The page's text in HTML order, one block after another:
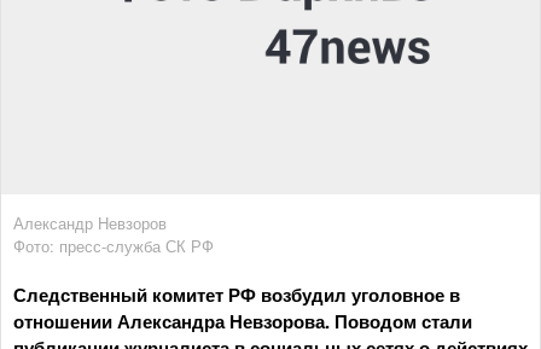
Александр Невзоров
Фото: пресс-служба СК РФ
Следственный комитет РФ возбудил уголовное в
отношении Александра Невзорова. Поводом стали